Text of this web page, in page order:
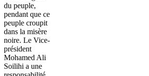
du peuple,
pendant que ce
peuple croupit
dans la misère
noire. Le Vice-
président
Mohamed Ali
Soilihi a une